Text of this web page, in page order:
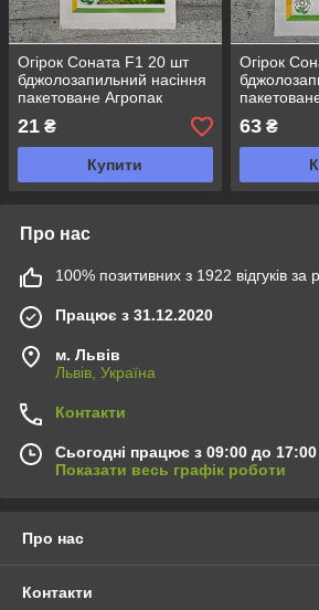
Огірок Соната F1 20 шт
бджолозапильний насіння
пакетоване Агропак
21 ₴
Купити
Огірок
63₴
Про нас
100% позитивних з 1922 відгуків за
Працює з 31.12.2020
м. Львів
Львів, Україна
Контакти
Сьогодні працює з 09:00 до 17:00
Показати весь графік роботи
Про нас
Контакти